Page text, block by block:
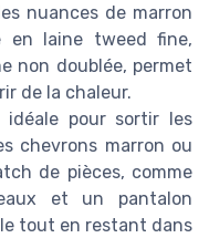
nuances de marron
en laine tweed fine,
non doublée, permet
de la chaleur.
idéale pour sortir les
chevrons marron ou
de pièces, comme
et un pantalon
tout en restant dans